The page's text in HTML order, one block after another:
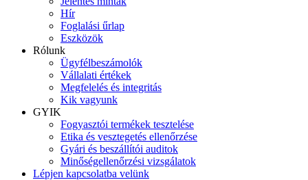
Hír
Foglalási űrlap
Eszközök
Rólunk
Ügyfélbeszámolók
Vállalati értékek
Megfelelés és integritás
Kik vagyunk
GYIK
Fogyasztói termékek tesztelése
Etika és vesztegetés ellenőrzése
Gyári és beszállítói auditok
Minőségellenőrzési vizsgálatok
Lépjen kapcsolatba velünk